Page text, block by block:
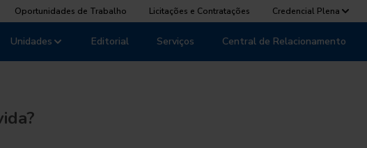
Oportunidades de Trabalho Licitações e Contratações Credencial Plena
Unidades Editorial Serviços Central de Relacionamento